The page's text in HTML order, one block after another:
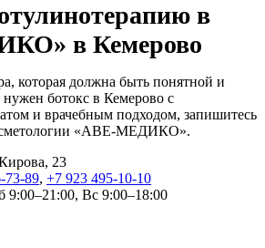
в
в Кемерово
которая должна быть понятной и
ботокс в Кемерово с
и врачебным подходом, запишитесь
«АВЕ-МЕДИКО».
23
73-89, +7 923 495-10-10
Вс 9:00–18:00